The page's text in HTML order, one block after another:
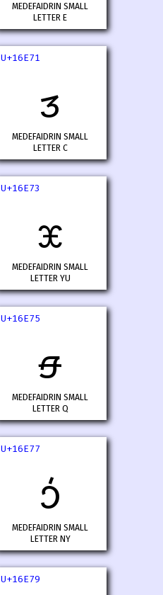
MEDEFAIDRIN SMALL
LETTER E
U+16E71
𖹱
MEDEFAIDRIN SMALL
LETTER C
U+16E73
𖹳
MEDEFAIDRIN SMALL
LETTER YU
U+16E75
𖹵
MEDEFAIDRIN SMALL
LETTER Q
U+16E77
𖹷
MEDEFAIDRIN SMALL
LETTER NY
U+16E79